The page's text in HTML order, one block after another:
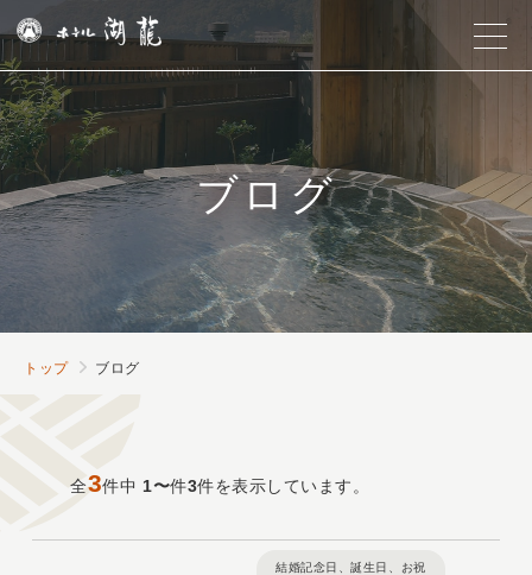
ブログ
トップ ブログ
全3件中 1〜件3件を表示しています。
結婚記念日、誕生日、お祝